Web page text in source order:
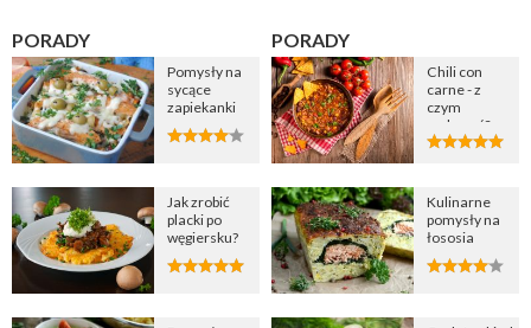
PORADY
Pomysły na
sycące
zapiekanki
Jak zrobić
placki po
węgiersku?
PORADY
Chili con
carne - z
czym
podawać?
Kulinarne
pomysły na
łososia